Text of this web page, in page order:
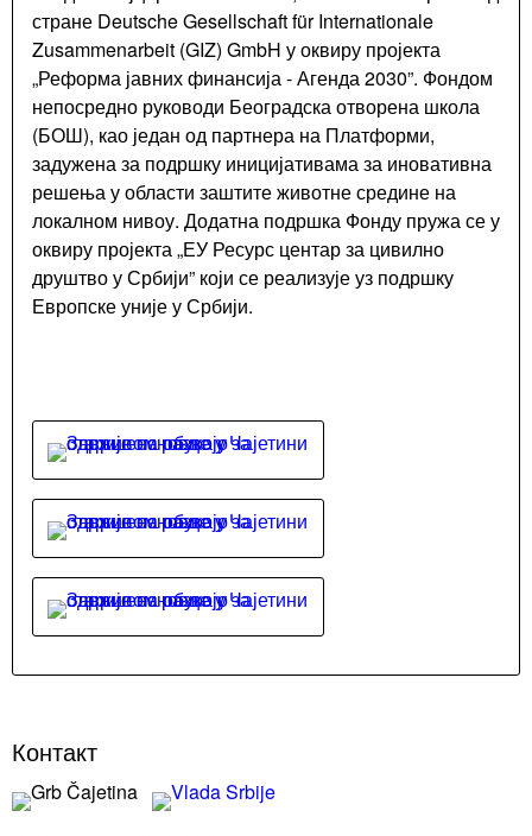
Контакти
Запослени
у
Општинској
управи
Важни
телефони
Поставите
питање
Претражи
стране Deutsche Gesellschaft für Internationale
Zusammenarbeit (GIZ) GmbH у оквиру пројекта
„Реформа јавних финансија - Агенда 2030”. Фондом
непосредно руководи Београдска отворена школа
(БОШ), као један од партнера на Платформи,
задужена за подршку иницијативама за иновативна
решења у области заштите животне средине на
локалном нивоу. Додатна подршка Фонду пружа се у
оквиру пројекта „ЕУ Ресурс центар за цивилно
друштво у Србији” који се реализује уз подршку
Европске уније у Србији.
Контакт